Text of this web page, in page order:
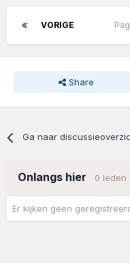
VORIGE
Share
Ga naar
Onlangs hier 0 leden
Er kijken geen